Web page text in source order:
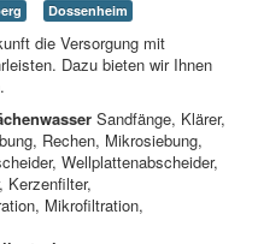
Dossenheim
die Versorgung mit
Dazu bieten wir Ihnen
Sandfänge, Klärer,
Rechen, Mikrosiebung,
Wellplattenabscheider,
Kerzenfilter,
Mikrofiltration,